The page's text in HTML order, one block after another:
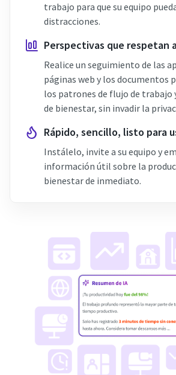
trabajo para que su equipo
distracciones.
Perspectivas que respetan
Realice un seguimiento de las
páginas web y los documentos
los patrones de flujo de trabajo
de bienestar, sin invadir la
Rápido, sencillo, listo para
Instálelo, invite a su equipo y
información útil sobre la
bienestar de inmediato.